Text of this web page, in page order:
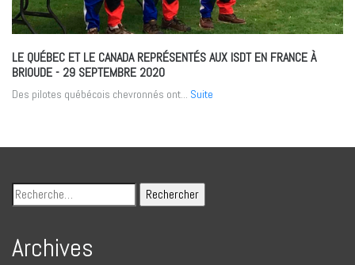
LE QUÉBEC ET LE CANADA REPRÉSENTÉS AUX ISDT EN FRANCE À
BRIOUDE- 29 SEPTEMBRE 2020
Des pilotes québécois chevronnés ont... Suite
Archives